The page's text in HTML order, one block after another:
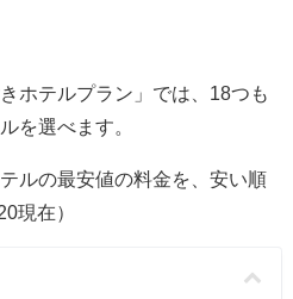
ホテルプラン」では、18つも
を選べます。
ルの最安値の料金を、安い順
現在）